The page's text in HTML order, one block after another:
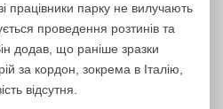
працівники парку не вилучають
проведення розтинів та
додав, що раніше зразки
за кордон, зокрема в Італію,
відсутня.